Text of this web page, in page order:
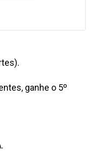
ganhe o 5º